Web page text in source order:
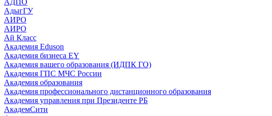
АдыгГУ
АИРО
АИРО
Ай Класс
Академия Eduson
Академия бизнеса EY
Академия вашего образования (ИДПК ГО)
Академия ГПС МЧС России
Академия образования
Академия профессионального дистанционного образования
Академия управления при Президенте РБ
АкадемСити